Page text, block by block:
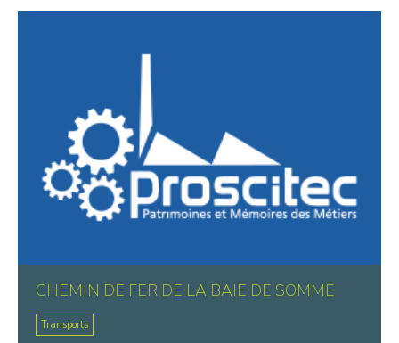
CHEMIN DE FER DE LA BAIE DE SOMME
Transports